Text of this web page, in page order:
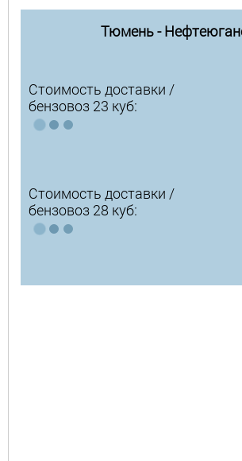
Тюмень -
Стоимость доставки /
бензовоз 23 куб:
Стоимость доставки /
бензовоз 28 куб: